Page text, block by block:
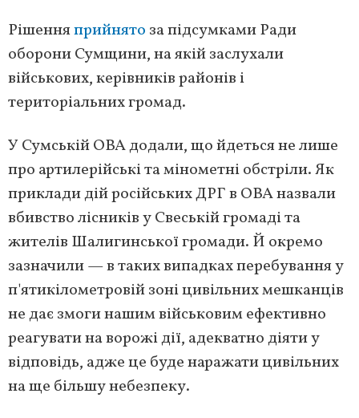
Рішенняприйнято за підсумками Ради
оборони Сумщини, на якій заслухали
військових, керівників районів і
територіальних громад.
У Сумській ОВА додали, що йдеться не лише
про артилерійські та мінометні обстріли. Як
приклади дій російських ДРГ в ОВА назвали
вбивство лісників у Свеській громаді та
жителів Шалигинської громади. Й окремо
зазначили — в таких випадках перебування у
п'ятикілометровій зоні цивільних мешканців
не дає змоги нашим військовим ефективно
реагувати на ворожі дії, адекватно діяти у
відповідь, адже це буде наражати цивільних
на ще більшу небезпеку.